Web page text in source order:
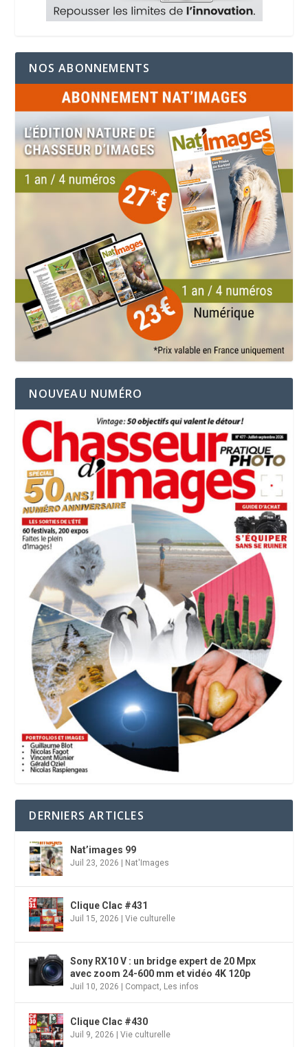
NOS ABONNEMENTS
NOUVEAU NUMÉRO
DERNIERS ARTICLES
Nat’images 99
Juil 23, 2026 Nat'Images
Clique Clac #431
Juil 15, 2026 |Vie culturelle
Sony RX10 V : un bridge expert de 20 Mpx
avec zoom 24-600 mm et vidéo 4K 120p
Juil 10, 2026 Compact, Les infos
Clique Clac #430
Juil 9, 2026 |Vie culturelle